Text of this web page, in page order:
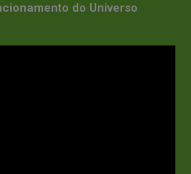
do Universo